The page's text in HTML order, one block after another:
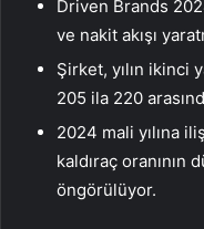
Driven Brands
ve nakit akışı
Şirket, yılın ikinci
205 ila 220
2024 mali yılına
kaldıraç
öngörülüyor.